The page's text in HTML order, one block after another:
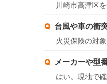
川崎市高津区
台風や車の衝
火災保険の対
メーカーや型
はい。現地で